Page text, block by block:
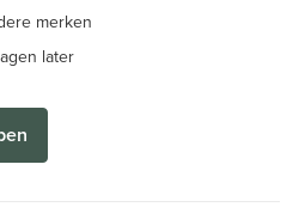
merken
later